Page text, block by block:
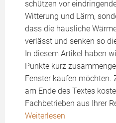
schützen vor
Witterung und Lärm,
dass die häusliche
verlässt und senken so
In diesem Artikel haben
Punkte kurz
Fenster kaufen möchten.
am Ende des Textes
Fachbetrieben aus Ihrer
Weiterlesen